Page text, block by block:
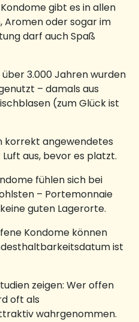
gibt es in allen
Aromen oder sogar im
darf auch Spaß
3.000 Jahren wurden
– damals aus
(zum Glück ist
korrekt angewendetes
Luft aus, bevor es platzt.
fühlen sich bei
– Portemonnaie
guten Lagerorte.
Kondome können
ist
zeigen: Wer offen
oft als
wahrgenommen.